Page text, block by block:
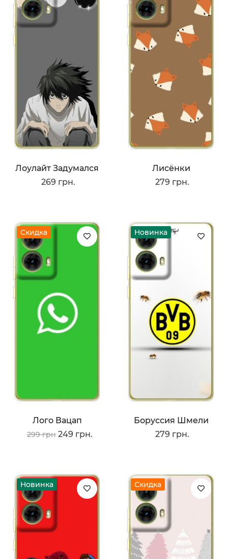
Лоулайт Задумался
269 грн.
Лисёнки
279 грн.
Скидка
Лого Вацап
299 грн 249 грн.
Новинка
Боруссия Шмели
279 грн.
Новинка Скидка